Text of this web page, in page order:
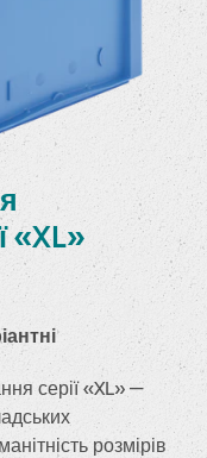
«XL»
серії «XL» —
розмірів